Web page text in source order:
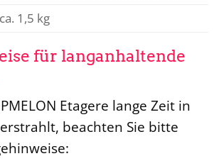
ca. 1,5 kg
für langanhaltende
Etagere lange Zeit in
beachten Sie bitte